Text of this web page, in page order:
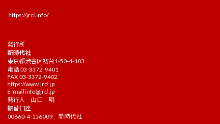
https://jrcl.info/
発行所
新時代社
東京都渋谷区初台1-50-4-103
電話 03-3372-9401
FAX 03-3372-9402
https://www.jrcl.jp
E-mail info@jrcl.jp
発行人 山口 明
振替口座
00860-4-156009 新時代社